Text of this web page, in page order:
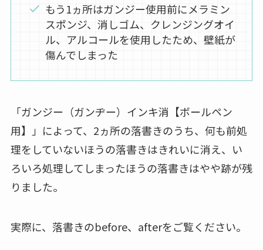
もう1ヵ所はガンジー使用前にメラミン
スポンジ、消しゴム、クレンジングオイ
ル、アルコールを使用したため、壁紙が
傷んでしまった
「ガンジー（ガンヂー）インキ消【ボールペン
用】」によって、2ヵ所の落書きのうち、何も前処
理をしていないほうの落書きはきれいに消え、い
ろいろ処理してしまったほうの落書きはやや跡が残
りました。
実際に、落書きのbefore、afterをご覧ください。